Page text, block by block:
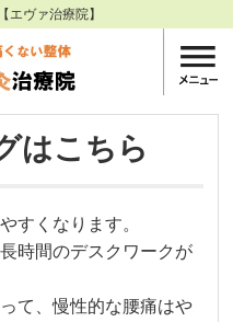
エヴァ治療院】
はこちら
すくなります。
時間のデスクワークが
て、慢性的な腰痛はや